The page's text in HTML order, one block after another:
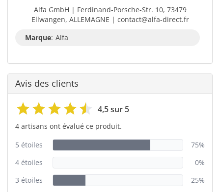
Alfa GmbH | Ferdinand-Porsche-Str. 10, 73479
Ellwangen, ALLEMAGNE | contact@alfa-direct.fr
Marque: Alfa
Avis des clients
4,5 sur 5
4 artisans ont évalué ce produit.
5 étoiles
75%
4 étoiles
0%
3 étoiles
25%